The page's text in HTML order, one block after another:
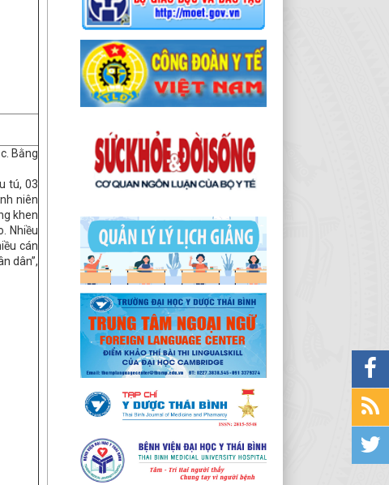
Bằng
tú, 03
niên
khen
Nhiều
cán
dân”,
lần thứ XIV của Đảng
Thời gian đăng: 11/03/2026
lượt xem: 1318 | lượt tải:229